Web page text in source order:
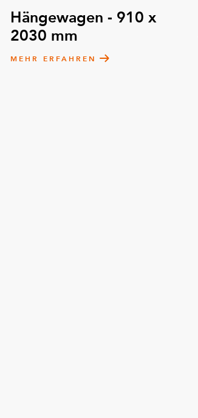
Hängewagen - 910 x
2030 mm
MEHR ERFAHREN